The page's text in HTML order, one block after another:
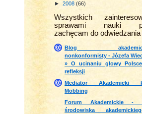
► 2008 (66)
Wszystkich
sprawami nauki
zachęcam do
Blog
nonkonformisty - Józefa
» O ucinaniu głowy
refleksji
Mediator Akademicki
Mobbing
Forum Akademickie -
środowiska